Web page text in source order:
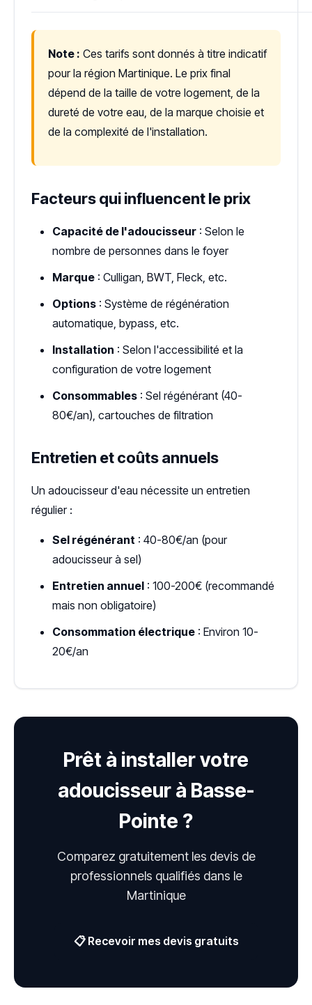
Note : Ces tarifs sont donnés à titre indicatif
pour la région Martinique. Le prix final
dépend de la taille de votre logement, de la
dureté de votre eau, de la marque choisie et
de la complexité de l'installation.
Facteurs qui influencent le prix
Capacité de l'adoucisseur : Selon le
nombre de personnes dans le foyer
Marque : Culligan, BWT, Fleck, etc.
Options : Système de régénération
automatique, bypass, etc.
Installation : Selon l'accessibilité et la
configuration de votre logement
Consommables : Sel régénérant (40-
80€/an), cartouches de filtration
Entretien et coûts annuels
Un adoucisseur d'eau nécessite un entretien
régulier :
Sel régénérant : 40-80€/an (pour
adoucisseur à sel)
Entretien annuel : 100-200€ (recommandé
mais non obligatoire)
Consommation électrique : Environ 10-
20€/an
Prêt à installer votre
adoucisseur à Basse-
Pointe ?
Comparez gratuitement les devis de
professionnels qualifiés dans le
Martinique
📋 Recevoir mes devis gratuits